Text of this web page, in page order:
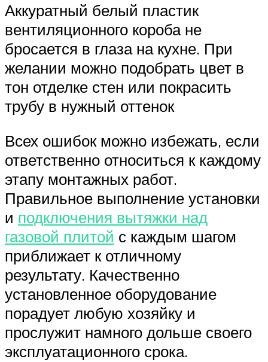
Аккуратный белый пластик
вентиляционного короба не
бросается в глаза на кухне. При
желании можно подобрать цвет в
тон отделке стен или покрасить
трубу в нужный оттенок
Всех ошибок можно избежать, если
ответственно относиться к каждому
этапу монтажных работ.
Правильное выполнение установки
и подключения вытяжки над
газовой плитой с каждым шагом
приближает к отличному
результату. Качественно
установленное оборудование
порадует любую хозяйку и
прослужит намного дольше своего
эксплуатационного срока.